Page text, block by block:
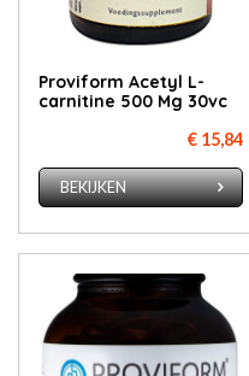
Proviform Acetyl L-
carnitine 500 Mg 30vc
€ 15,84
BEKIJKEN